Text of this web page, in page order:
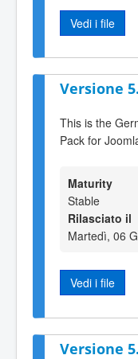
Vedi i file
Versione
This is the
Pack for
Maturity
Stable
Rilasciato il
Martedì, 06
Vedi i file
Versione